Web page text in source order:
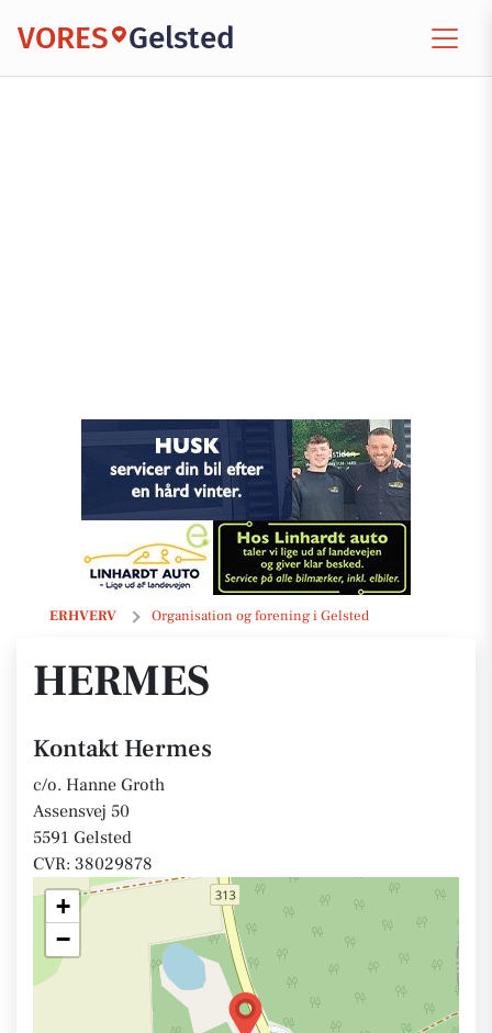
VORES Gelsted
ERHVERV Organisation og forening i Gelsted
Hermes
HERMES
Kontakt Hermes
c/o. Hanne Groth
Assensvej 50
5591 Gelsted
CVR: 38029878
+
−